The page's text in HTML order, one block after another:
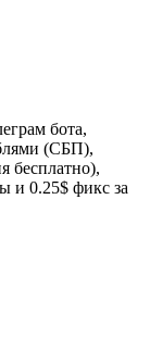
бота,
(СБП),
бесплатно),
и 0.25$ фикс за